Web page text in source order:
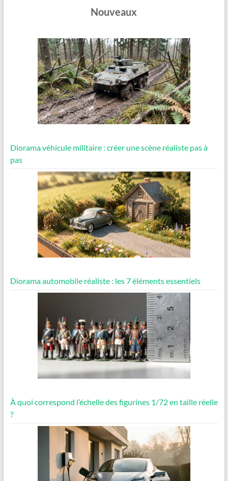
Nouveaux
Diorama véhicule militaire : créer une scène réaliste pas à
pas
Diorama automobile réaliste : les 7 éléments essentiels
À quoi correspond l’échelle des figurines 1/72 en taille réelle
?